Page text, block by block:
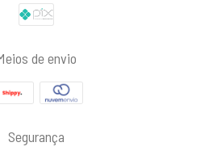
de envio
Segurança